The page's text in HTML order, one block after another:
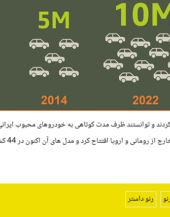
کردند و توانستند ظرف مدت کوتاهی به خودروهای محبوب
و اروپا افتتاح کرد و مدل های آن اکنون در 44 کشور به فروش می رسد.
رنو داستر